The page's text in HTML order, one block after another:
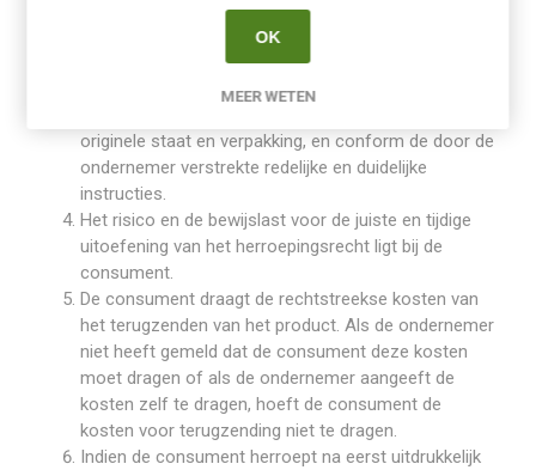
terugzendtermijn in elk geval in acht genomen als hij
het product terugzendt voordat de bedenktijd is
De consument zendt het product terug met alle
originele staat en verpakking, en conform de door de
ondernemer verstrekte redelijke en duidelijke
instructies.
Het risico en de bewijslast voor de juiste en tijdige
uitoefening van het herroepingsrecht ligt bij de
consument.
De consument draagt de rechtstreekse kosten van
het terugzenden van het product. Als de ondernemer
niet heeft gemeld dat de consument deze kosten
moet dragen of als de ondernemer aangeeft de
kosten zelf te dragen, hoeft de consument de
kosten voor terugzending niet te dragen.
Indien de consument herroept na eerst uitdrukkelijk
OK
MEER WETEN